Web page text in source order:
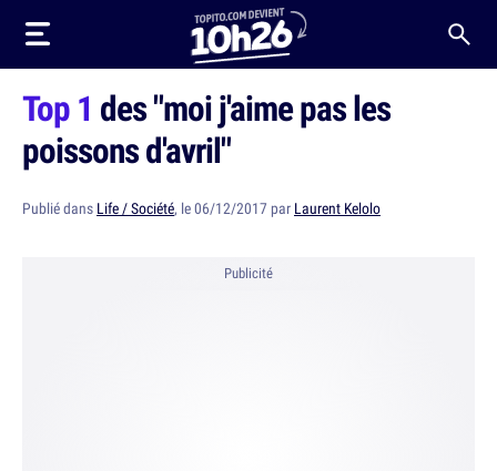
Top 1 des "moi j'aime pas les
poissons d'avril"
Publié dans Life / Société, le 06/12/2017 par Laurent Kelolo
Publicité